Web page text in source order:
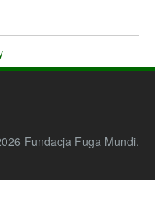
Fundacja Fuga Mundi.